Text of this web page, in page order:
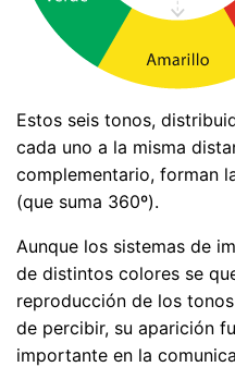
Estos seis tonos,
cada uno a la misma
complementario, forman
(que suma 360º).
Aunque los sistemas de
de distintos colores se
reproducción de los
de percibir, su aparición
importante en la